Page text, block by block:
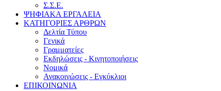
Σ.Σ.Ε.
ΨΗΦΙΑΚΑ ΕΡΓΑΛΕΙΑ
ΚΑΤΗΓΟΡΙΕΣ ΑΡΘΡΩΝ
Δελτία Τύπου
Γενικά
Γραμματείες
Εκδηλώσεις - Κινητοποιήσεις
Νομικά
Ανακοινώσεις - Εγκύκλιοι
ΕΠΙΚΟΙΝΩΝΙΑ